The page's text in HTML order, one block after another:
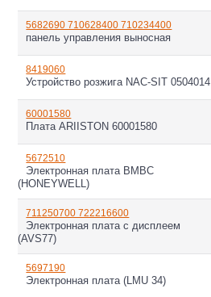
5682690 710628400 710234400
панель управления выносная
8419060
Устройство розжига NAC-SIT 0504014
60001580
Плата ARIISTON 60001580
5672510
Электронная плата BMBC
(HONEYWELL)
711250700 722216600
Электронная плата с дисплеем
(AVS77)
5697190
Электронная плата (LMU 34)